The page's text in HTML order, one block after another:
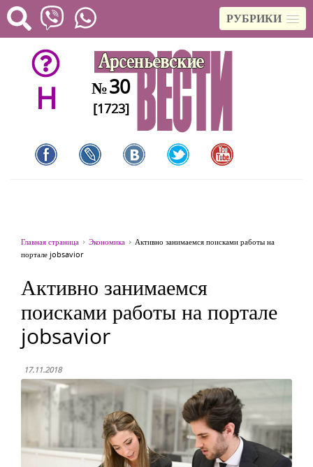
РУБРИКИ
H №30
[1723]
Главная страница Экономика
Активно занимаемся поисками работы на
портале jobsavior
Активно занимаемся
поисками работы на портале
jobsavior
17.11.2018